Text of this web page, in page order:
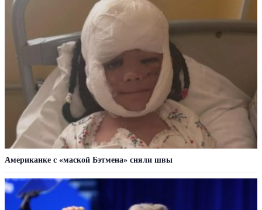
Американке с «маской Бэтмена» сняли швы